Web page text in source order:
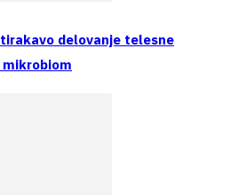
delovanje telesne